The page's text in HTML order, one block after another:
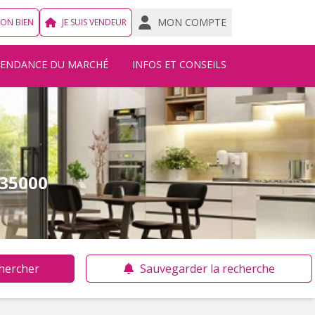
BIEN JE SUIS VENDEUR MON COMPTE
DU MARCHÉ INFOS ET CONSEILS
Sauvegarder la recherche